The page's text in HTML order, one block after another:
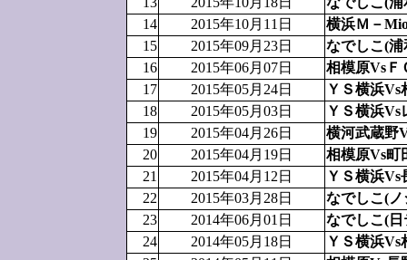
14
2015年10月11日
横浜Ｍ－
15
2015年09月23日
なでしこ(
16
2015年06月07日
相模原VsＦ
17
2015年05月24日
ＹＳ横浜Vs
18
2015年05月03日
ＹＳ横浜Vs
19
2015年04月26日
横河武蔵野
20
2015年04月19日
相模原Vs町
21
2015年04月12日
ＹＳ横浜Vs
22
2015年03月28日
なでしこ(
23
2014年06月01日
なでしこ(
24
2014年05月18日
ＹＳ横浜Vs